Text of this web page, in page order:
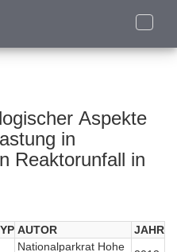
Toggle
Aspekte
in
Reaktorunfall in
AUTOR
JAHR
Nationalparkrat Hohe